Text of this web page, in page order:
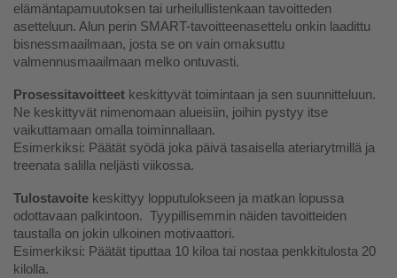
elämäntapamuutoksen tai urheilullistenkaan tavoitteden
asetteluun. Alun perin SMART-tavoitteenasettelu onkin laadittu
bisnessmaailmaan, josta se on vain omaksuttu
valmennusmaailmaan melko ontuvasti.
Prosessitavoitteet keskittyvät toimintaan ja sen suunnitteluun.
Ne keskittyvät nimenomaan alueisiin, joihin pystyy itse
vaikuttamaan omalla toiminnallaan.
Esimerkiksi: Päätät syödä joka päivä tasaisella ateriarytmillä ja
treenata salilla neljästi viikossa.
Tulostavoite keskittyy lopputulokseen ja matkan lopussa
odottavaan palkintoon.  Tyypillisemmin näiden tavoitteiden
taustalla on jokin ulkoinen motivaattori.
Esimerkiksi: Päätät tiputtaa 10 kiloa tai nostaa penkkitulosta 20
kilolla.